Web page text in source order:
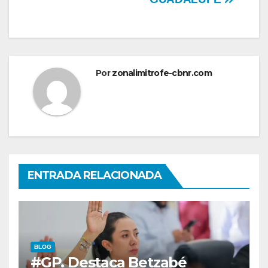
Porzonalimitrofe-cbnr.com
ENTRADA RELACIONADA
BLOG
#GP. Destaca Betzabé